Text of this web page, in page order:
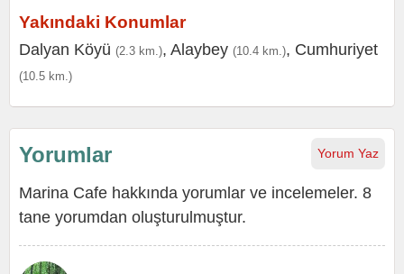
Yakındaki Konumlar
Dalyan Köyü (2.3 km.), Alaybey (10.4 km.), Cumhuriyet
(10.5 km.)
Yorum Yaz
Yorumlar
Marina Cafe hakkında yorumlar ve incelemeler. 8
tane yorumdan oluşturulmuştur.